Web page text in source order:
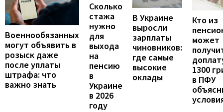
Военнообязанных
могут объявить в
розыск даже
после уплаты
штрафа: что
важно знать
Сколько
стажа
нужно
для
выхода
на
пенсию
в
Украине
в 2026
году
В Украине
выросли
зарплаты
чиновников:
где самые
высокие
оклады
Кто из
может
1300
в ПФУ